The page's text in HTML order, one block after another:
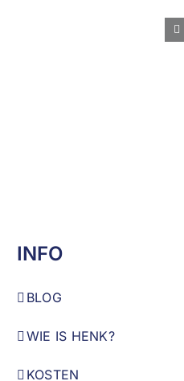
INFO
BLOG
WIE IS HENK?
KOSTEN